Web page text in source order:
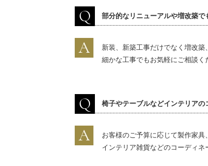
Q 部分的なリニューアルや増改築で
A
新装、新築工事だけでなく増改築
細かな工事でもお気軽にご相談く
Q 椅子やテーブルなどインテリア
A
お客様のご予算に応じて製作家具
インテリア雑貨などのコーディネ